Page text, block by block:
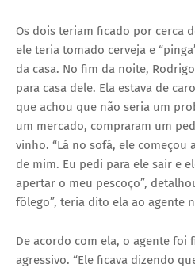
Os dois teriam ficado por cerca
ele teria tomado cerveja e
da casa. No fim da noite,
para casa dele. Ela estava de
que achou que não seria um
um mercado, compraram um
vinho. “Lá no sofá, ele começou
de mim. Eu pedi para ele sair e
apertar o meu pescoço”,
fôlego”, teria dito ela ao agente
De acordo com ela, o agente foi
agressivo. “Ele ficava dizendo